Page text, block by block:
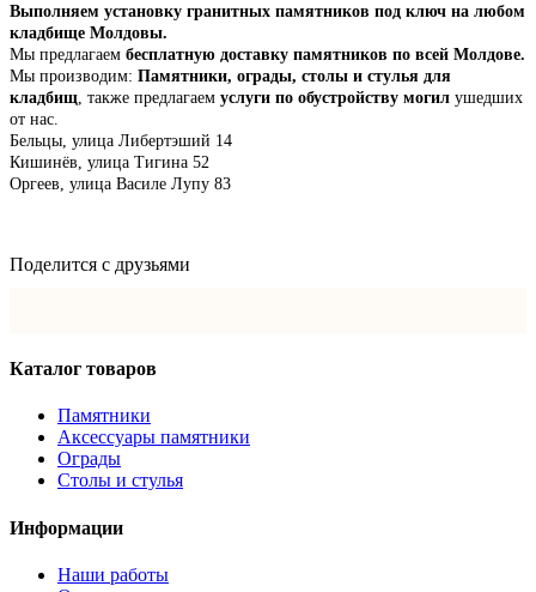
Выполняем установку гранитных памятников под ключ на любом
кладбище Молдовы.
Мы предлагаем бесплатную доставку памятников по всей Молдове.
Мы производим: Памятники, ограды, столы и стулья для
кладбищ , также предлагаем услуги по обустройству могил ушедших
от нас.
Бельцы, улица Либертэший 14
Кишинёв, улица Тигина 52
Оргеев, улица Василе Лупу 83
Поделится с друзьями
Каталог товаров
Памятники
Аксессуары памятники
Ограды
Столы и стулья
Информации
Наши работы